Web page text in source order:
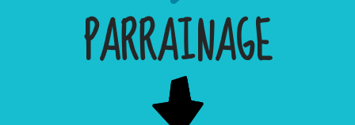
PARRAINAGE